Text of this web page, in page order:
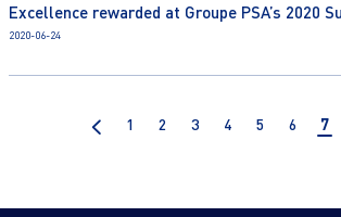
Excellence rewarded at Groupe PSA’s 2020
2020-06-24
1 2 3 4 5 6 7